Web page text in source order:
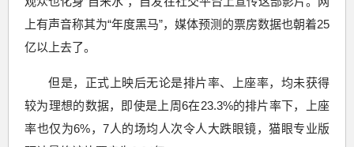
上有声音称其为“年度黑马”，媒体预测的票房数据也朝着25
亿以上去了。
但是，正式上映后无论是排片率、上座率，均未获得
较为理想的数据，即使是上周6在23.3%的排片率下，上座
率也仅为6%，7人的场均人次令人大跌眼镜，猫眼专业版